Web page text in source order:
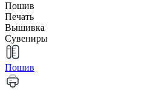
Пошив
Печать
Вышивка
Сувениры
Пошив